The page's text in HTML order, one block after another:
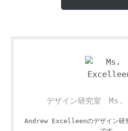
デザイン研究室
Andrew Excelleenのデザイン